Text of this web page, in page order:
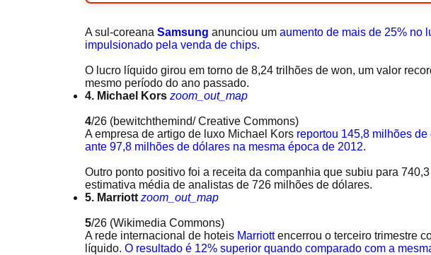
A sul-coreana Samsung anunciou um aumento de mais de 25% no
impulsionado pela venda de chips.
O lucro líquido girou em torno de 8,24 trilhões de won, um valor
mesmo período do ano passado.
4. Michael Kors zoom_out_map
4/26 (bewitchthemind/ Creative Commons)
A empresa de artigo de luxo Michael Kors reportou 145,8 milhões
ante 97,8 milhões de dólares na mesma época de 2012.
Outro ponto positivo foi a receita da companhia que subiu para
estimativa média de analistas de 726 milhões de dólares.
5. Marriott zoom_out_map
5/26 (Wikimedia Commons)
A rede internacional de hoteis Marriottencerrou o terceiro trimestre
líquido. O resultado é 12% superior quando comparado com a